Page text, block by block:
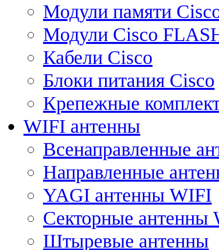
Модули памяти
Модули Cisco
Кабели Cisco
Блоки питания Cisco
Крепежные
WIFI антенны
Всенаправленные
Направленные
YAGI антенны WIFI
Секторные антенны
Штыревые антенны